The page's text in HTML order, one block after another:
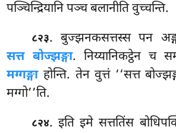
पञ्चिन्द्रियानि पञ्च बलानीति वुच्चन्ति.
८२३. बुज्झनकसत्तस्स पन
सत्त बोज्झङ्गा. निय्यानिकट्ठेन च
मग्गङ्गाहोन्ति. तेन वुत्तं ‘‘सत्त
मग्गो’’ति.
८२४. इतिइमे सत्ततिंस